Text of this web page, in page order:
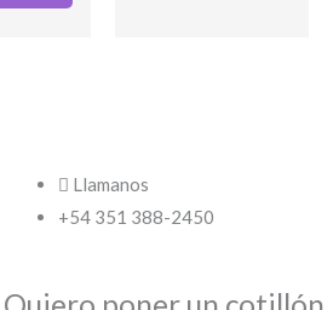
Llamanos
+54 351 388-2450